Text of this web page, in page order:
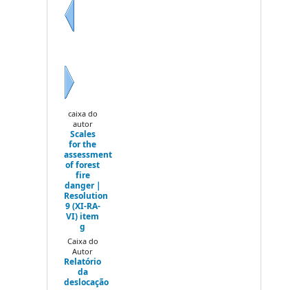
caixa do
autor
Scales
for the
assessment
of forest
fire
danger |
Resolution
9 (XI-RA-
VI) item
g
Caixa do
Autor
Relatório
da
deslocação